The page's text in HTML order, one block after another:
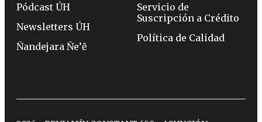
Pódcast ÚH
Newsletters ÚH
Ñandejara Ñe’ẽ
Servicio de
Suscripción a Crédito
Política de Calidad